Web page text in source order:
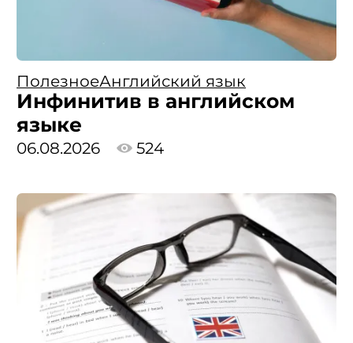
ПолезноеАнглийский язык
Инфинитив в английском
языке
06.08.2026 524